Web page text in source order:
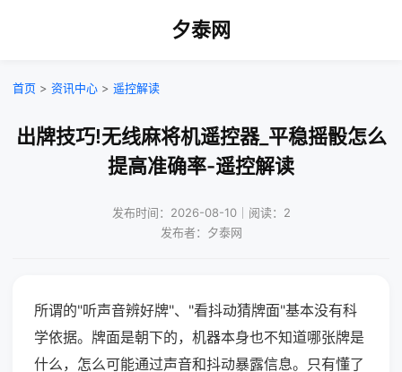
夕泰网
首页 > 资讯中心 > 遥控解读
出牌技巧!无线麻将机遥控器_平稳摇骰怎么
提高准确率-遥控解读
发布时间：2026-08-10｜阅读：2
发布者：夕泰网
所谓的"听声音辨好牌"、"看抖动猜牌面"基本没有科
学依据。牌面是朝下的，机器本身也不知道哪张牌是
什么，怎么可能通过声音和抖动暴露信息。只有懂了